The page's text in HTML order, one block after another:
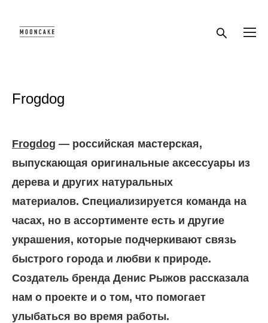
Frogdog
Frogdog — российская мастерская,
выпускающая оригинальные аксессуары из
дерева и других натуральных
материалов. Специализируется команда на
часах, но в ассортименте есть и другие
украшения, которые подчеркивают связь
быстрого города и любви к природе.
Создатель бренда Денис Рыжов рассказала
нам о проекте и о том, что помогает
улыбаться во время работы.